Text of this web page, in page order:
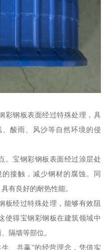
彩钢板表面经过特殊处理，具
酸雨、风沙等自然环境的侵
。宝钢彩钢板表面经过涂层处
接触，减少钢材的腐蚀。同
有良好的耐热性能。
板经过特殊处理，能够有效阻
使得宝钢彩钢板在建筑领域中
隔墙等部位。
、共赢”的经营理念，凭借实